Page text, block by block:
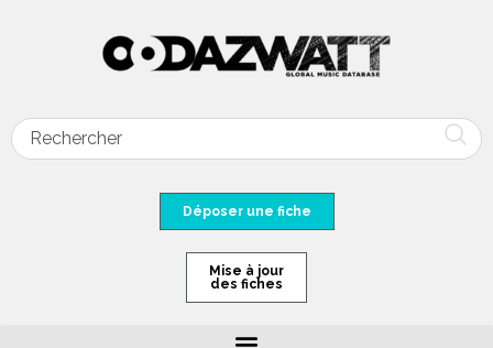
Déposer une fiche
Mise à jour
des fiches